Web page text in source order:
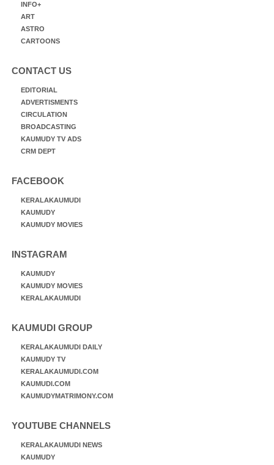
INFO+
ART
ASTRO
CARTOONS
CONTACT US
EDITORIAL
ADVERTISMENTS
CIRCULATION
BROADCASTING
KAUMUDY TV ADS
CRM DEPT
FACEBOOK
KERALAKAUMUDI
KAUMUDY
KAUMUDY MOVIES
INSTAGRAM
KAUMUDY
KAUMUDY MOVIES
KERALAKAUMUDI
KAUMUDI GROUP
KERALAKAUMUDI DAILY
KAUMUDY TV
KERALAKAUMUDI.COM
KAUMUDI.COM
KAUMUDYMATRIMONY.COM
YOUTUBE CHANNELS
KERALAKAUMUDI NEWS
KAUMUDY